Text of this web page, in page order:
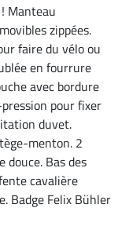
Manteau
zippées.
faire du vélo ou
en fourrure
avec bordure
pour fixer
duvet.
menton. 2
douce. Bas des
cavalière
Badge Felix Bühler